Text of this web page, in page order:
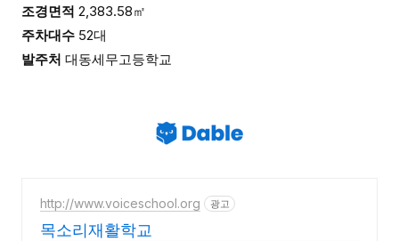
조경면적 2,383.58㎡
주차대수 52대
발주처 대동세무고등학교
http://www.voiceschool.org 광고
목소리재활학교